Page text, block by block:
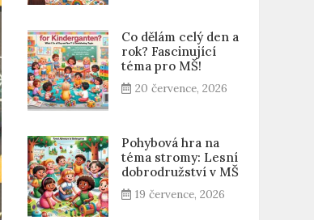
Co dělám celý den a
rok? Fascinující
téma pro MŠ!
20 července, 2026
Pohybová hra na
téma stromy: Lesní
dobrodružství v MŠ
19 července, 2026